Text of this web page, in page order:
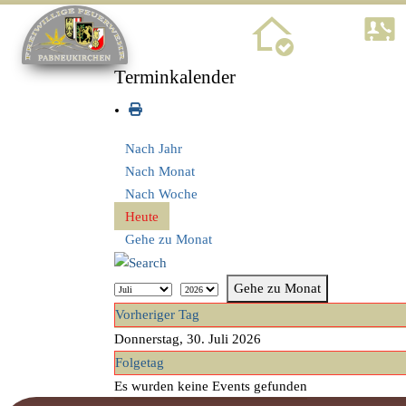
Terminkalender
Nach Jahr
Nach Monat
Nach Woche
Heute
Gehe zu Monat
Gehe zu Monat
Vorheriger Tag
Donnerstag, 30. Juli 2026
Folgetag
Es wurden keine Events gefunden